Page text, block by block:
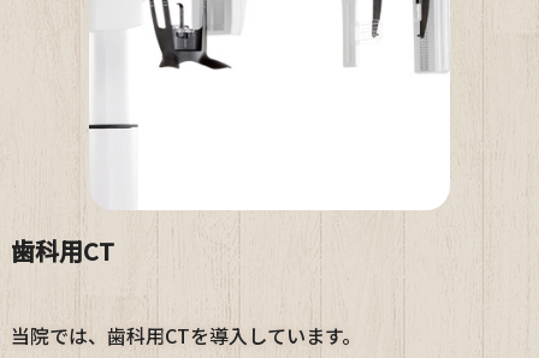
歯科用CT
当院では、歯科用CTを導入しています。